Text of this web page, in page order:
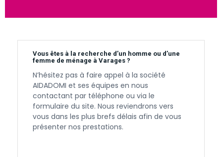
Vous êtes à la recherche d’un homme ou d’une
femme de ménage à Varages ?
N’hésitez pas à faire appel à la société
AIDADOMI et ses équipes en nous
contactant par téléphone ou via le
formulaire du site. Nous reviendrons vers
vous dans les plus brefs délais afin de vous
présenter nos prestations.